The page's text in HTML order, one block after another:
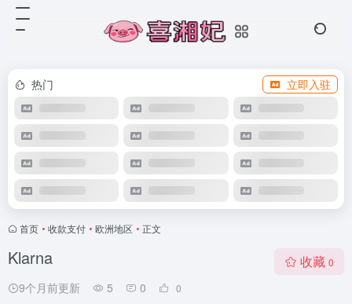
热门 立即入驻
首页 • 收款支付 • 欧洲地区 • 正文
Klarna
9个月前更新 5 0 0
收藏 0